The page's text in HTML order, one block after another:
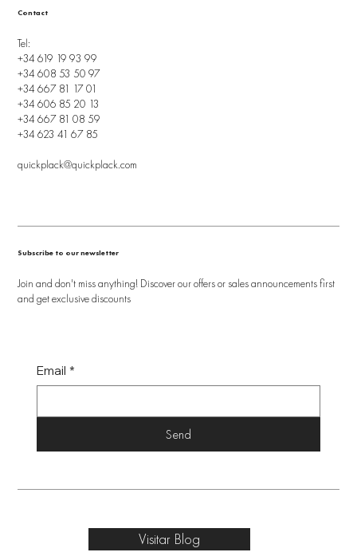
Tel:
+34 619 19 93 99
+34 608 53 50 97
+34 667 81 17 01
+34 606 85 20 13
+34 667 81 08 59
+34 623 41 67 85
quickplack@quickplack.com
Contact
Subscribe to our newsletter
Join and don't miss anything! Discover our offers or sales announcements first
and get exclusive discounts
Email *
Send
Visitar Blog